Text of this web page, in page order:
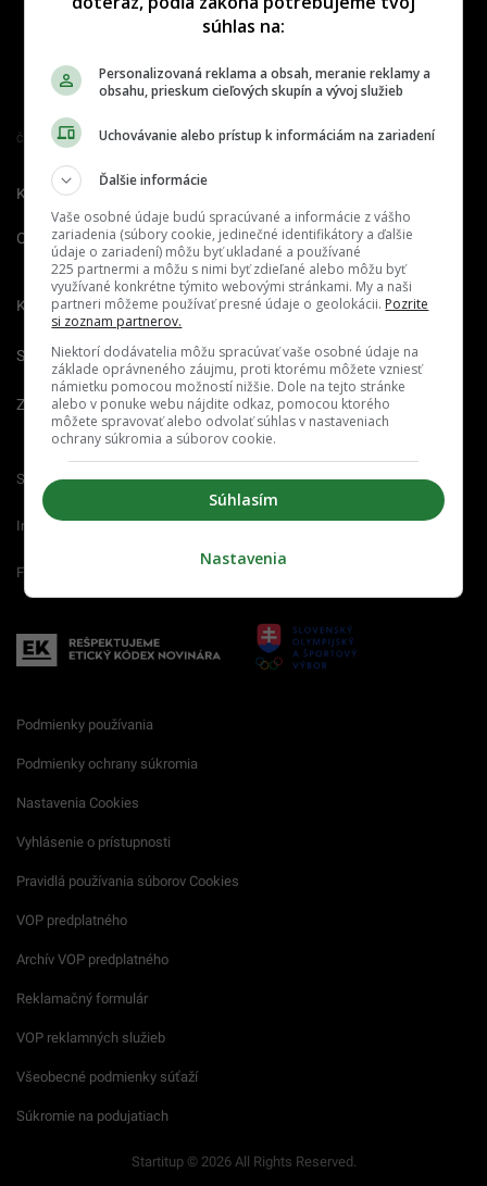
Člen združenia IAB Slovakia
Kontakt
O nás Redakcia
Nahlásiť
chybu
Kariéra
Spravovať notifikácie
Zrušiť predplatné
Startitup.sk Fontech.sk Odzadu.sk
Interez.sk Emefka.sk Receptik.sk
Femm.sk
Podmienky používania
Podmienky ochrany súkromia
Nastavenia Cookies
Vyhlásenie o prístupnosti
Pravidlá používania súborov Cookies
VOP predplatného
Archív VOP predplatného
Reklamačný formulár
VOP reklamných služieb
Všeobecné podmienky súťaží
Súkromie na podujatiach
Startitup © 2026 All Rights Reserved.
súhlas na:
Personalizovaná reklama a obsah, meranie reklamy a
obsahu, prieskum cieľových skupín a vývoj služieb
Uchovávanie alebo prístup k informáciám na zariadení
Ďalšie informácie
Vaše osobné údaje budú spracúvané a informácie z vášho
zariadenia (súbory cookie, jedinečné identifikátory a ďalšie
údaje o zariadení) môžu byť ukladané a používané
225 partnermi a môžu s nimi byť zdieľané alebo môžu byť
využívané konkrétne týmito webovými stránkami. My a naši
partneri môžeme používať presné údaje o geolokácii. Pozrite
si zoznam partnerov.
Niektorí dodávatelia môžu spracúvať vaše osobné údaje na
základe oprávneného záujmu, proti ktorému môžete vzniesť
námietku pomocou možností nižšie. Dole na tejto stránke
alebo v ponuke webu nájdite odkaz, pomocou ktorého
môžete spravovať alebo odvolať súhlas v nastaveniach
ochrany súkromia a súborov cookie.
Súhlasím
Nastavenia